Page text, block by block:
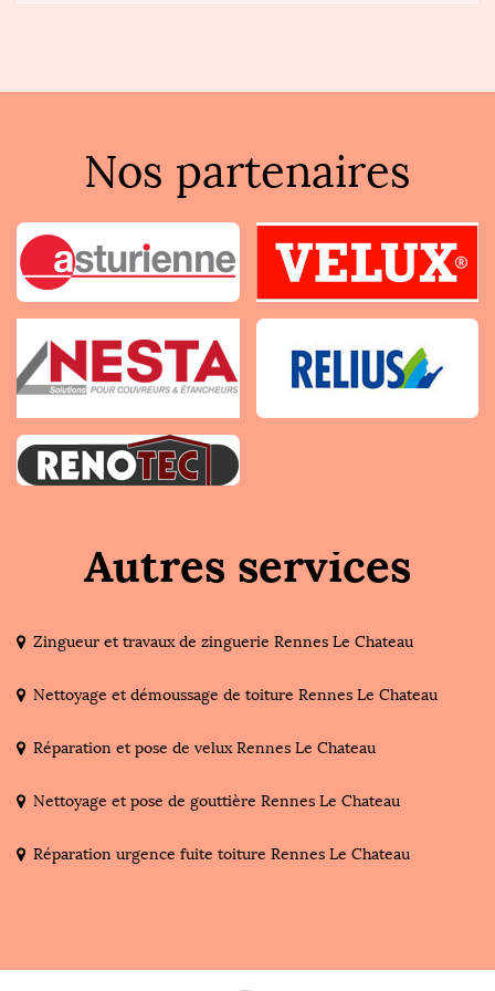
Nos partenaires
Autres services
Zingueur et travaux de zinguerie Rennes Le Chateau
Nettoyage et démoussage de toiture Rennes Le Chateau
Réparation et pose de velux Rennes Le Chateau
Nettoyage et pose de gouttière Rennes Le Chateau
Réparation urgence fuite toiture Rennes Le Chateau